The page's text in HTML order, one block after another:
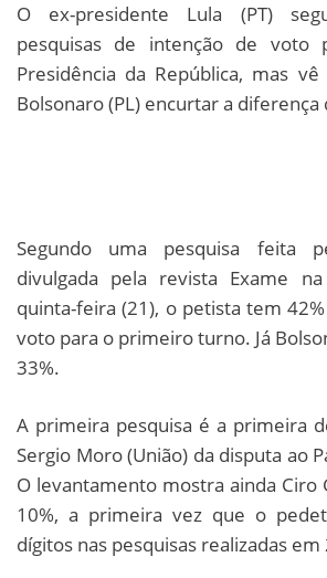
O ex-presidente Lula (PT)
pesquisas de intenção de voto
Presidência da República, mas
Bolsonaro (PL) encurtar a
Segundo uma pesquisa feita
divulgada pela revista Exame
quinta-feira (21), o petista tem
voto para o primeiro turno. Já
33%.
A primeira pesquisa é a primeira
Sergio Moro (União) da disputa ao
O levantamento mostra ainda Ciro
10%, a primeira vez que o
dígitos nas pesquisas realizadas em